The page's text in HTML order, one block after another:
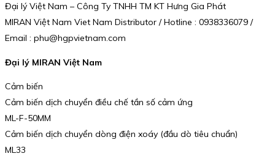
Đại lý Việt Nam – Công Ty TNHH TM KT Hưng Gia Phát
MIRAN Việt Nam Viet Nam Distributor / Hotline : 0938336079 /
Email : phu@hgpvietnam.com
Đại lý MIRAN Việt Nam
Cảm biến
Cảm biến dịch chuyển điều chế tần số cảm ứng
ML-F-50MM
Cảm biến dịch chuyển dòng điện xoáy (đầu dò tiêu chuẩn)
ML33